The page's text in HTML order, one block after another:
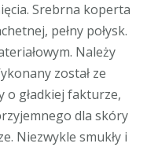
Srebrna koperta
pełny połysk.
Należy
został ze
gładkiej fakturze,
dla skóry
Niezwykle smukły i